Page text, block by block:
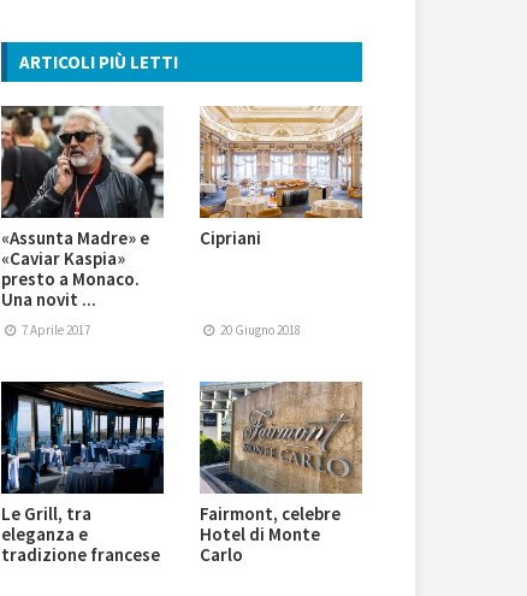
ARTICOLI PIÙ LETTI
«Assunta Madre» e
«Caviar Kaspia»
presto a Monaco.
Una novit ...
7 Aprile 2017
Cipriani
20 Giugno 2018
Le Grill, tra
eleganza e
tradizione francese
Fairmont, celebre
Hotel di Monte
Carlo